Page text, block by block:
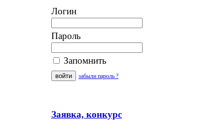
Логин
Пароль
Запомнить
забыли пароль ?
Заявка, конкурс